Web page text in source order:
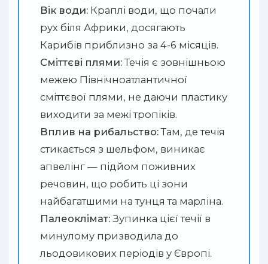
Вік води: Краплі води, що почали
рух біля Африки, досягають
Карибів приблизно за 4-6 місяців.
Сміттєві плями:Течія є зовнішньою
межею Північноатлантичної
сміттєвої плями, не даючи пластику
виходити за межі тропіків.
Вплив на рибальство:Там, де течія
стикається з шельфом, виникає
апвелінг — підйом поживних
речовин, що робить ці зони
найбагатшими на тунця та марліна.
Палеоклімат: Зупинка цієї течії в
минулому призводила до
льодовикових періодів у Європі.